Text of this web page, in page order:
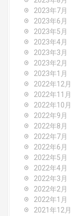
2023年7月
2023年6月
2023年5月
2023年4月
2023年3月
2023年2月
2023年1月
2022年12月
2022年11月
2022年10月
2022年9月
2022年8月
2022年7月
2022年6月
2022年5月
2022年4月
2022年3月
2022年2月
2022年1月
2021年12月